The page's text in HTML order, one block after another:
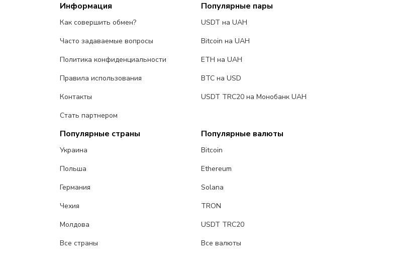
Информация
Как совершить обмен?
Часто задаваемые вопросы
Политика конфиденциальности
Правила использования
Контакты
Стать партнером
Популярные пары
USDT на UAH
Bitcoin на UAH
ETH на UAH
BTC на USD
USDT TRC20 на Монобанк UAH
Популярные страны
Украина
Польша
Германия
Чехия
Молдова
Все страны
Популярные валюты
Bitcoin
Ethereum
Solana
TRON
USDT TRC20
Все валюты